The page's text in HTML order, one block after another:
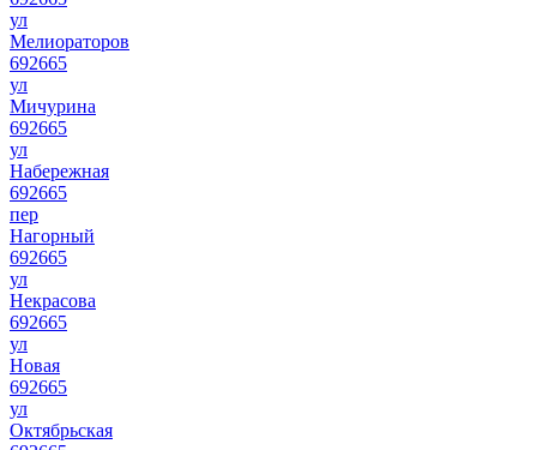
ул
Мелиораторов
692665
ул
Мичурина
692665
ул
Набережная
692665
пер
Нагорный
692665
ул
Некрасова
692665
ул
Новая
692665
ул
Октябрьская